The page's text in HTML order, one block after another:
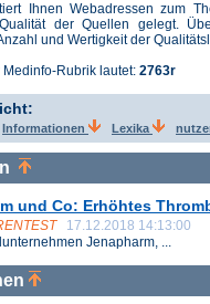
Ihnen Webadressen zum
der Quellen gelegt.
und Wertigkeit der
Rubrik lautet: 2763r
Informationen Lexika
und Co: Erhöhtes
17.12.2018 14:13:00
Jenapharm, ...